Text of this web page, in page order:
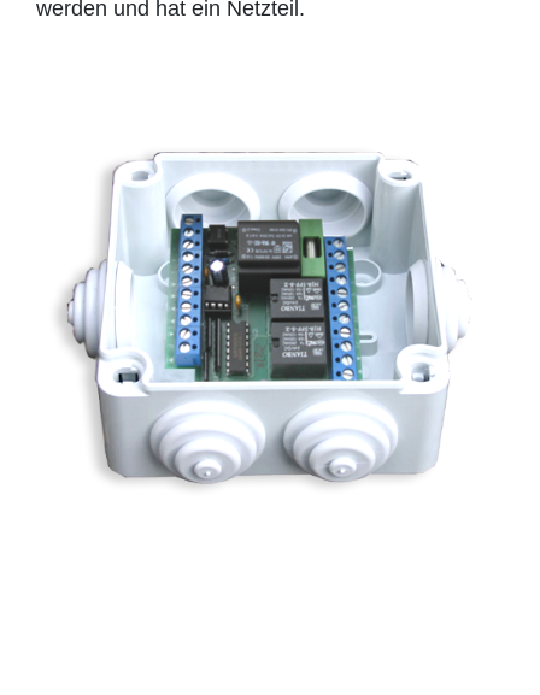
werden und hat ein Netzteil.